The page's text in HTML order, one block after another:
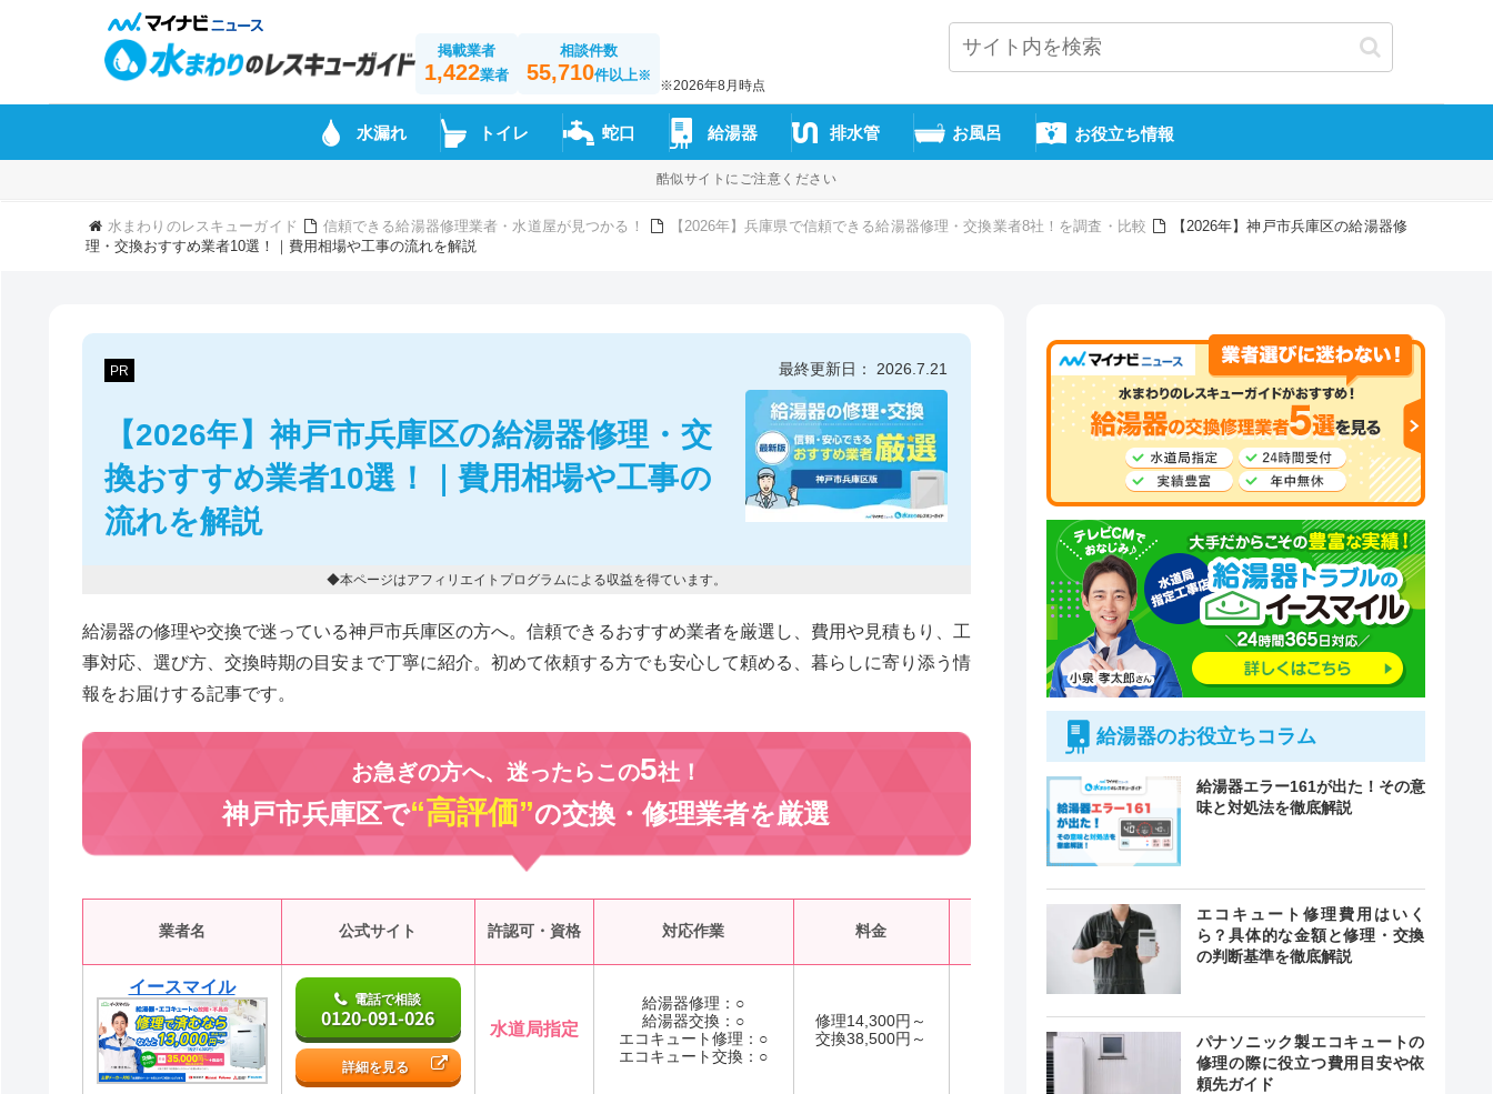
掲載業者
1,422業者
相談件数
55,710件以上※
※2026年8月時点
水漏れ トイレ 蛇口 給湯器 排水管 お風呂 お役立ち情報
酷似サイトにご注意ください
水まわりのレスキューガイド 信頼できる給湯器修理業者・水道屋が見つかる！ 【2026年】兵庫県で信頼できる給湯器修理・交換業者8社！を調査・比較
【2026年】神戸市兵庫区の給湯器修
理・交換おすすめ業者10選！｜費用相場や工事の流れを解説
PR
【2026年】神戸市兵庫区の給湯器修理・交
換おすすめ業者10選！｜費用相場や工事の
流れを解説
最終更新日： 2026.7.21
◆本ページはアフィリエイトプログラムによる収益を得ています。
給湯器の修理や交換で迷っている神戸市兵庫区の方へ。信頼できるおすすめ業者を厳選し、費用や見積もり、工
事対応、選び方、交換時期の目安まで丁寧に紹介。初めて依頼する方でも安心して頼める、暮らしに寄り添う情
報をお届けする記事です。
お急ぎの方へ、迷ったらこの5社！
神戸市兵庫区で“高評価”の交換・修理業者を厳選
業者名 公式サイト 許認可・資格 対応作業 料金 緊急駆けつけ
イースマイル
電話で相談
0120-091-026
詳細を見る
水道局指定
給湯器修理：○
給湯器交換：○
エコキュート修理：○
エコキュート交換：○
修理14,300円～
交換38,500円～
最短20分
給湯器のお役立ちコラム
給湯器エラー161が出た！その意
味と対処法を徹底解説
エコキュート修理費用はいく
ら？具体的な金額と修理・交換
の判断基準を徹底解説
パナソニック製エコキュートの
修理の際に役立つ費用目安や依
頼先ガイド